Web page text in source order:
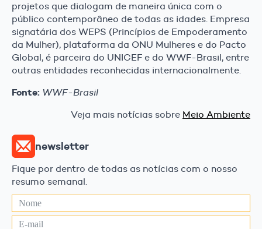
projetos que dialogam de maneira única com o
público contemporâneo de todas as idades. Empresa
signatária dos WEPS (Princípios de Empoderamento
da Mulher), plataforma da ONU Mulheres e do Pacto
Global, é parceira do UNICEF e do WWF-Brasil, entre
outras entidades reconhecidas internacionalmente.
Fonte: WWF-Brasil
Veja mais notícias sobre Meio Ambiente
newsletter
Fique por dentro de todas as notícias com o nosso
resumo semanal.